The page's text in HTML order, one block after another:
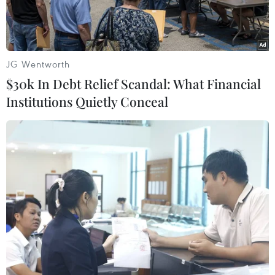
(Nguồn: indianexpress)
Ngày 12/9, nhà chức trách Ấn Độ cho biết đã
phải sơ tán toàn bộ các nhân viên trong Tòa án
Tối cao tại thủ đô New Delhi do nhận được
email đe dọa đánh bom.
Sự cố đã buộc tất cả các hội đồng xét xử phải
JG Wentworth
$30k In Debt Relief Scandal: What Financial
Institutions Quietly Conceal